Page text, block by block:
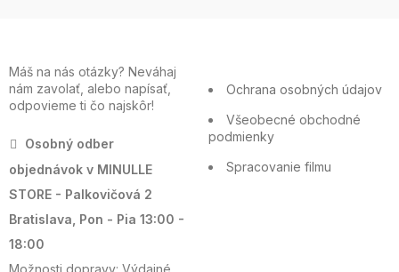
Máš na nás otázky? Neváhaj
nám zavolať, alebo napísať,
odpovieme ti čo najskôr!
Osobný odber
objednávok v MINULLE
STORE - Palkovičová 2
Bratislava, Pon - Pia 13:00 -
18:00
Ochrana osobných údajov
Všeobecné obchodné
podmienky
Spracovanie filmu